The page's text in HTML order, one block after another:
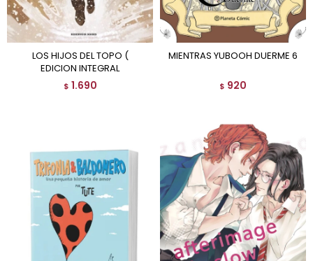
LOS HIJOS DEL TOPO (
EDICION INTEGRAL
$ 1.690
MIENTRAS YUBOOH DUERME 6
$ 920